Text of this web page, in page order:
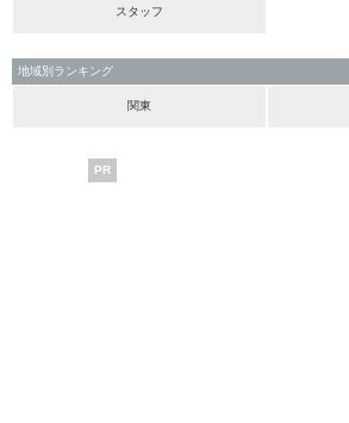
スタッフ
地域別ランキング
関東
PR